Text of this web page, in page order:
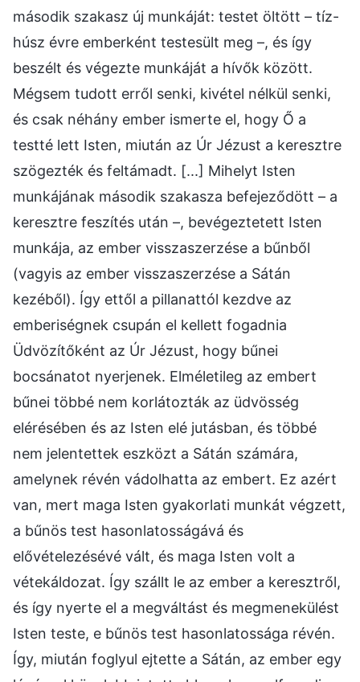
második szakasz új munkáját: testet öltött – tíz-
húsz évre emberként testesült meg –, és így
beszélt és végezte munkáját a hívők között.
Mégsem tudott erről senki, kivétel nélkül senki,
és csak néhány ember ismerte el, hogy Ő a
testté lett Isten, miután az Úr Jézust a keresztre
szögezték és feltámadt. [...] Mihelyt Isten
munkájának második szakasza befejeződött – a
keresztre feszítés után –, bevégeztetett Isten
munkája, az ember visszaszerzése a bűnből
(vagyis az ember visszaszerzése a Sátán
kezéből). Így ettől a pillanattól kezdve az
emberiségnek csupán el kellett fogadnia
Üdvözítőként az Úr Jézust, hogy bűnei
bocsánatot nyerjenek. Elméletileg az embert
bűnei többé nem korlátozták az üdvösség
elérésében és az Isten elé jutásban, és többé
nem jelentettek eszközt a Sátán számára,
amelynek révén vádolhatta az embert. Ez azért
van, mert maga Isten gyakorlati munkát végzett,
a bűnös test hasonlatosságává és
elővételezésévé vált, és maga Isten volt a
vétekáldozat. Így szállt le az ember a keresztről,
és így nyerte el a megváltást és megmenekülést
Isten teste, e bűnös test hasonlatossága révén.
Így, miután foglyul ejtette a Sátán, az ember egy